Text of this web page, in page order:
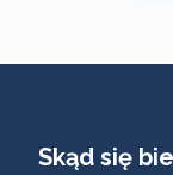
Skąd się